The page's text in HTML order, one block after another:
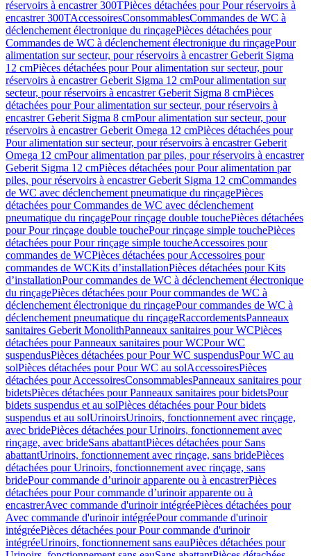
réservoirs à encastrer 300TPièces détachées pour Pour réservoirs à
encastrer 300TAccessoiresConsommablesCommandes de WC à
déclenchement électronique du rinçagePièces détachées pour
Commandes de WC à déclenchement électronique du rinçagePour
alimentation sur secteur, pour réservoirs à encastrer Geberit Sigma
12 cmPièces détachées pour Pour alimentation sur secteur, pour
réservoirs à encastrer Geberit Sigma 12 cmPour alimentation sur
secteur, pour réservoirs à encastrer Geberit Sigma 8 cmPièces
détachées pour Pour alimentation sur secteur, pour réservoirs à
encastrer Geberit Sigma 8 cmPour alimentation sur secteur, pour
réservoirs à encastrer Geberit Omega 12 cmPièces détachées pour
Pour alimentation sur secteur, pour réservoirs à encastrer Geberit
Omega 12 cmPour alimentation par piles, pour réservoirs à encastrer
Geberit Sigma 12 cmPièces détachées pour Pour alimentation par
piles, pour réservoirs à encastrer Geberit Sigma 12 cmCommandes
de WC avec déclenchement pneumatique du rinçagePièces
détachées pour Commandes de WC avec déclenchement
pneumatique du rinçagePour rinçage double touchePièces détachées
pour Pour rinçage double touchePour rinçage simple touchePièces
détachées pour Pour rinçage simple toucheAccessoires pour
commandes de WCPièces détachées pour Accessoires pour
commandes de WCKits d’installationPièces détachées pour Kits
d’installationPour commandes de WC à déclenchement électronique
du rinçagePièces détachées pour Pour commandes de WC à
déclenchement électronique du rinçagePour commandes de WC à
déclenchement pneumatique du rinçageRaccordementsPanneaux
sanitaires Geberit MonolithPanneaux sanitaires pour WCPièces
détachées pour Panneaux sanitaires pour WCPour WC
suspendusPièces détachées pour Pour WC suspendusPour WC au
solPièces détachées pour Pour WC au solAccessoiresPièces
détachées pour AccessoiresConsommablesPanneaux sanitaires pour
bidetsPièces détachées pour Panneaux sanitaires pour bidetsPour
bidets suspendus et au solPièces détachées pour Pour bidets
suspendus et au solUrinoirsUrinoirs, fonctionnement avec rinçage,
avec bridePièces détachées pour Urinoirs, fonctionnement avec
rinçage, avec brideSans abattantPièces détachées pour Sans
abattantUrinoirs, fonctionnement avec rinçage, sans bridePièces
détachées pour Urinoirs, fonctionnement avec rinçage, sans
bridePour commande d’urinoir apparente ou à encastrerPièces
détachées pour Pour commande d’urinoir apparente ou à
encastrerAvec commande d'urinoir intégréePièces détachées pour
Avec commande d'urinoir intégréePour commande d'urinoir
intégréePièces détachées pour Pour commande d'urinoir
intégréeUrinoirs, fonctionnement sans eauPièces détachées pour